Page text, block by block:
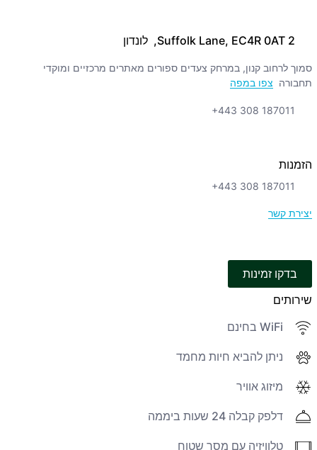
2 Suffolk Lane, EC4R 0AT, לונדון
סמוך לרחוב קנון, במרחק צעדים ספורים מאתרים מרכזיים ומוקדי
תחבורה צפו במפה
+443 308 187011
הזמנות
+443 308 187011
יצירת קשר
בדקו זמינות
שירותים
WiFi בחינם
ניתן להביא חיות מחמד
מיזוג אוויר
דלפק קבלה 24 שעות ביממה
טלוויזיה עם מסך שטוח